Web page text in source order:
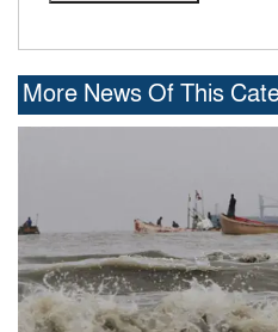
More News Of This